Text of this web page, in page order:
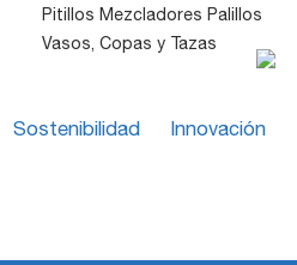
Pitillos Mezcladores Palillos
Vasos, Copas y Tazas
Sostenibilidad Innovación